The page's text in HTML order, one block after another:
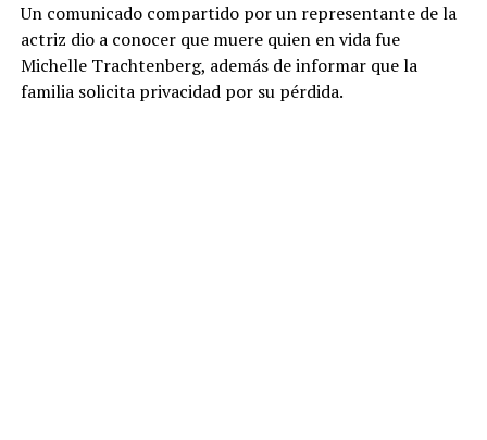
Un comunicado compartido por un representante de la
actriz dio a conocer que muere quien en vida fue
Michelle Trachtenberg, además de informar que la
familia solicita privacidad por su pérdida.